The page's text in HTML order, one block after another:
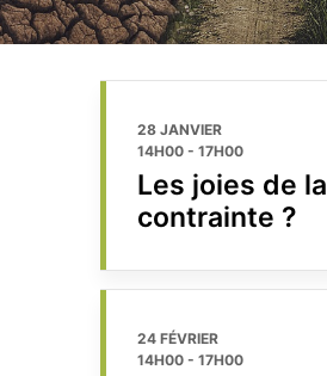
28 JANVIER
14H00 - 17H00
Les joies de la
contrainte ?
24 FÉVRIER
14H00 - 17H00